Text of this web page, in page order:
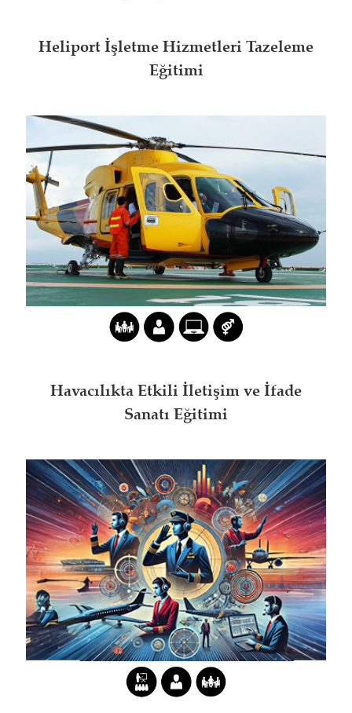
Heliport İşletme Hizmetleri Tazeleme
Eğitimi
Havacılıkta Etkili İletişim ve İfade
Sanatı Eğitimi